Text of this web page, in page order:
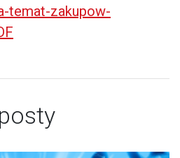
temat-zakupow-